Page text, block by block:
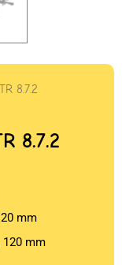
8.7.2
8.7.2
mm
120 mm